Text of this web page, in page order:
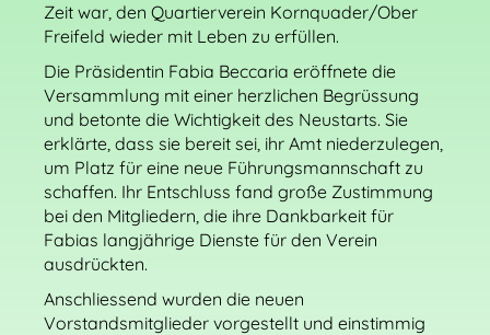
Zeit war, den Quartierverein Kornquader/Ober
Freifeld wieder mit Leben zu erfüllen.
Die Präsidentin Fabia Beccaria eröffnete die
Versammlung mit einer herzlichen Begrüssung
und betonte die Wichtigkeit des Neustarts. Sie
erklärte, dass sie bereit sei, ihr Amt niederzulegen,
um Platz für eine neue Führungsmannschaft zu
schaffen. Ihr Entschluss fand große Zustimmung
bei den Mitgliedern, die ihre Dankbarkeit für
Fabias langjährige Dienste für den Verein
ausdrückten.
Anschliessend wurden die neuen
Vorstandsmitglieder vorgestellt und einstimmig